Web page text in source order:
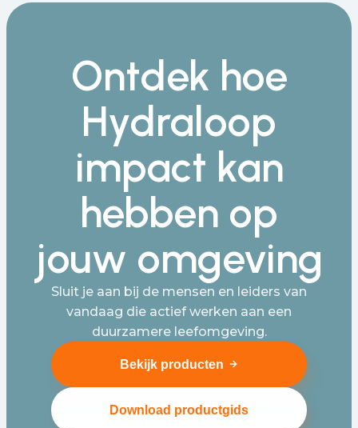
Ontdek hoe
Hydraloop
impact kan
hebben op
jouw omgeving
Sluit je aan bij de mensen en leiders van
vandaag die actief werken aan een
duurzamere leefomgeving.
Bekijk producten
Download productgids